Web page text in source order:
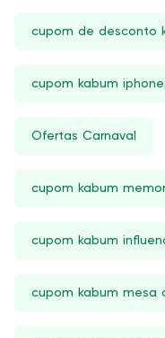
cupom de desconto
cupom kabum iphone
Ofertas Carnaval
cupom kabum
cupom kabum
cupom kabum mesa